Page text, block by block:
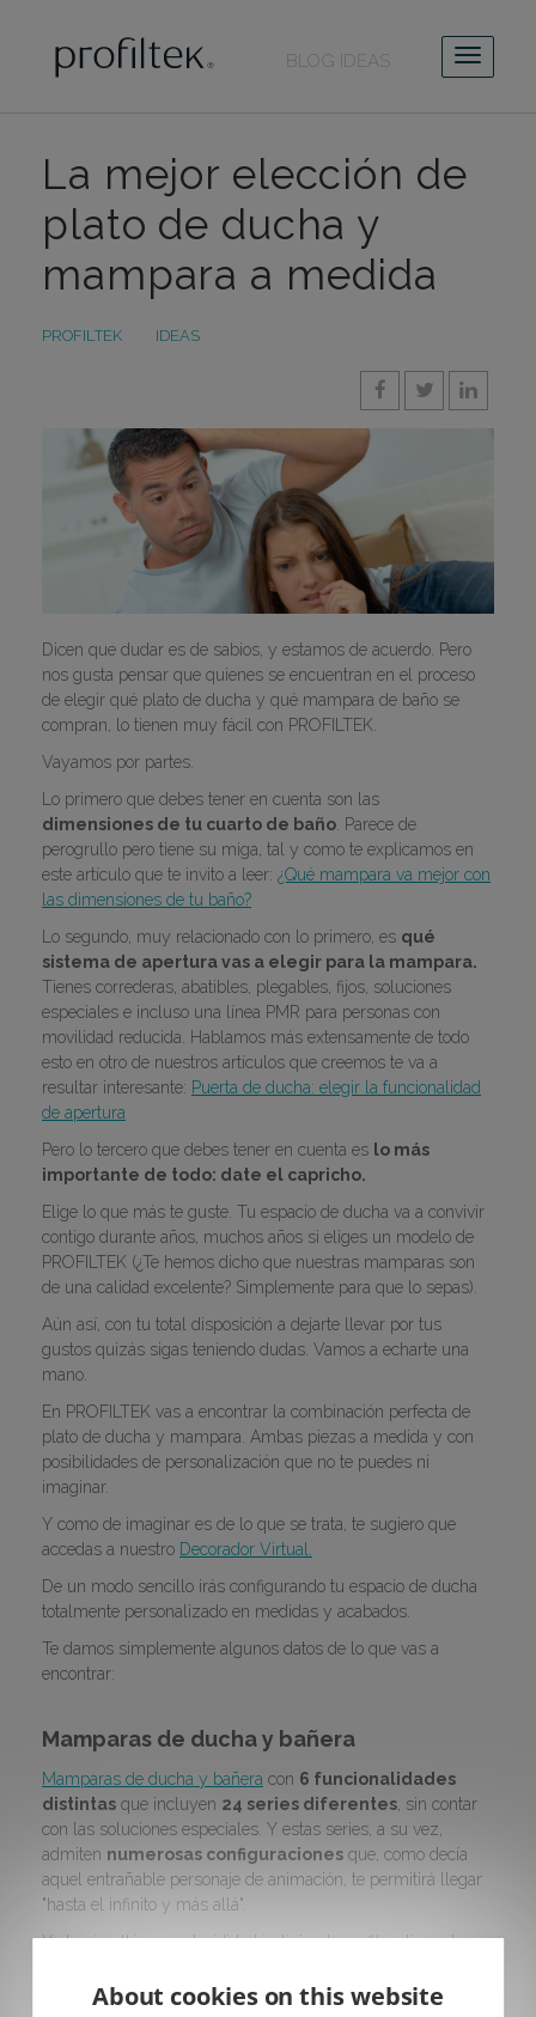
BLOG IDEAS
La mejor elección de
plato de ducha y
mampara a medida
PROFILTEK IDEAS
Dicen que dudar es de sabios, y estamos de acuerdo. Pero
nos gusta pensar que quienes se encuentran en el proceso
de elegir qué plato de ducha y qué mampara de baño se
compran, lo tienen muy fácil con PROFILTEK.
Vayamos por partes.
Lo primero que debes tener en cuenta son las
dimensiones de tu cuarto de baño . Parece de
perogrullo pero tiene su miga, tal y como te explicamos en
este artículo que te invito a leer: ¿Qué mampara va mejor con
las dimensiones de tu baño?
Lo segundo, muy relacionado con lo primero, es qué
sistema de apertura vas a elegir para la mampara.
Tienes correderas, abatibles, plegables, fijos, soluciones
especiales e incluso una línea PMR para personas con
movilidad reducida. Hablamos más extensamente de todo
esto en otro de nuestros artículos que creemos te va a
resultar interesante: Puerta de ducha: elegir la funcionalidad
de apertura
Pero lo tercero que debes tener en cuenta es lo más
importante de todo: date el capricho.
Elige lo que más te guste. Tu espacio de ducha va a convivir
contigo durante años, muchos años si eliges un modelo de
PROFILTEK (¿Te hemos dicho que nuestras mamparas son
de una calidad excelente? Simplemente para que lo sepas).
Aún así, con tu total disposición a dejarte llevar por tus
gustos quizás sigas teniendo dudas. Vamos a echarte una
mano.
En PROFILTEK vas a encontrar la combinación perfecta de
plato de ducha y mampara. Ambas piezas a medida y con
posibilidades de personalización que no te puedes ni
imaginar.
Y como de imaginar es de lo que se trata, te sugiero que
accedas a nuestro Decorador Virtual.
De un modo sencillo irás configurando tu espacio de ducha
totalmente personalizado en medidas y acabados.
Te damos simplemente algunos datos de lo que vas a
encontrar:
Mamparas de ducha y bañera
Mamparas de ducha y bañera con 6 funcionalidades
distintas que incluyen 24 series diferentes , sin contar
con las soluciones especiales. Y estas series, a su vez,
admiten numerosas configuraciones que, como decía
aquel entrañable personaje de animación, te permitirá llegar
"hasta el infinito y más allá".
Y el más allá vas a decidirlo tú eligiendo perfiles, tipos de
About cookies on this website